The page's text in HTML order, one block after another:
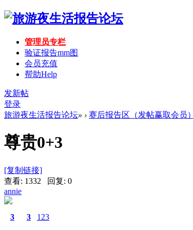
管理员专栏
验证报告mm图
会员充值
帮助Help
发新帖
登录
旅游夜生活报告论坛» › 赛后报告区（发帖赢取会员）
尊贵0+3
[复制链接]
查看: 1332 回复: 0
annie
3 3 123